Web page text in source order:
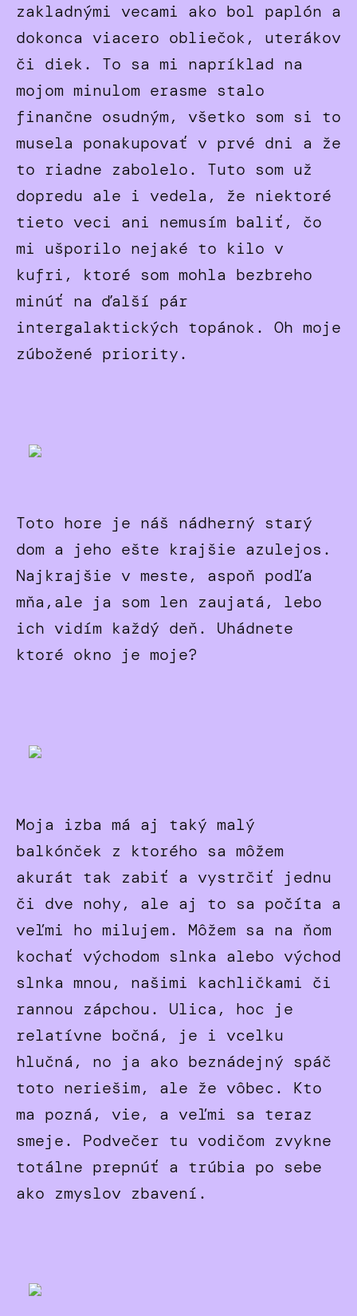
zakladnými vecami ako bol paplón a
dokonca viacero obliečok, uterákov
či diek. To sa mi napríklad na
mojom minulom erasme stalo
finančne osudným, všetko som si to
musela ponakupovať v prvé dni a že
to riadne zabolelo. Tuto som už
dopredu ale i vedela, že niektoré
tieto veci ani nemusím baliť, čo
mi ušporilo nejaké to kilo v
kufri, ktoré som mohla bezbreho
minúť na ďalší pár
intergalaktických topánok. Oh moje
zúbožené priority.
Toto hore je náš nádherný starý
dom a jeho ešte krajšie azulejos.
Najkrajšie v meste, aspoň podľa
mňa,ale ja som len zaujatá, lebo
ich vidím každý deň. Uhádnete
ktoré okno je moje?
Moja izba má aj taký malý
balkónček z ktorého sa môžem
akurát tak zabiť a vystrčiť jednu
či dve nohy, ale aj to sa počíta a
veľmi ho milujem. Môžem sa na ňom
kochať východom slnka alebo východ
slnka mnou, našimi kachličkami či
rannou zápchou. Ulica, hoc je
relatívne bočná, je i vcelku
hlučná, no ja ako beznádejný spáč
toto neriešim, ale že vôbec. Kto
ma pozná, vie, a veľmi sa teraz
smeje. Podvečer tu vodičom zvykne
totálne prepnúť a trúbia po sebe
ako zmyslov zbavení.